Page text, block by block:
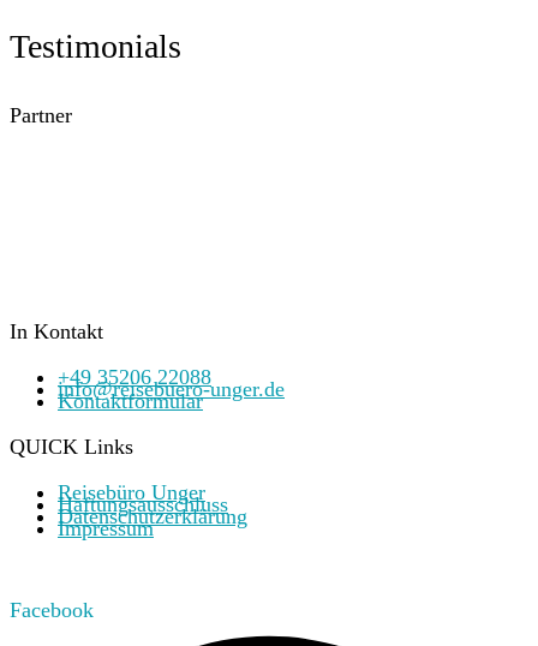
Testimonials
Partner
In Kontakt
+49 35206 22088
info@reisebuero-unger.de
Kontaktformular
QUICK Links
Reisebüro Unger
Haftungsausschluss
Datenschutzerklärung
Impressum
Facebook